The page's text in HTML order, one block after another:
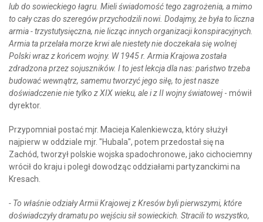
lub do sowieckiego łagru. Mieli świadomość tego zagrożenia, a mimo
to cały czas do szeregów przychodzili nowi. Dodajmy, że była to liczna
armia - trzystutysięczna, nie licząc innych organizacji konspiracyjnych.
Armia ta przelała morze krwi ale niestety nie doczekała się wolnej
Polski wraz z końcem wojny. W 1945 r. Armia Krajowa została
zdradzona przez sojuszników. I to jest lekcja dla nas: państwo trzeba
budować wewnątrz, samemu tworzyć jego siłę, to jest nasze
doświadczenie nie tylko z XIX wieku, ale i z II wojny światowej - mówił
dyrektor.
Przypomniał postać mjr. Macieja Kalenkiewcza, który służył
najpierw w oddziale mjr. "Hubala", potem przedostał się na
Zachód, tworzył polskie wojska spadochronowe, jako cichociemny
wrócił do kraju i poległ dowodząc oddziałami partyzanckimi na
Kresach.
- To właśnie odziały Armii Krajowej z Kresów byli pierwszymi, które
doświadczyły dramatu po wejściu sił sowieckich. Stracili to wszystko,